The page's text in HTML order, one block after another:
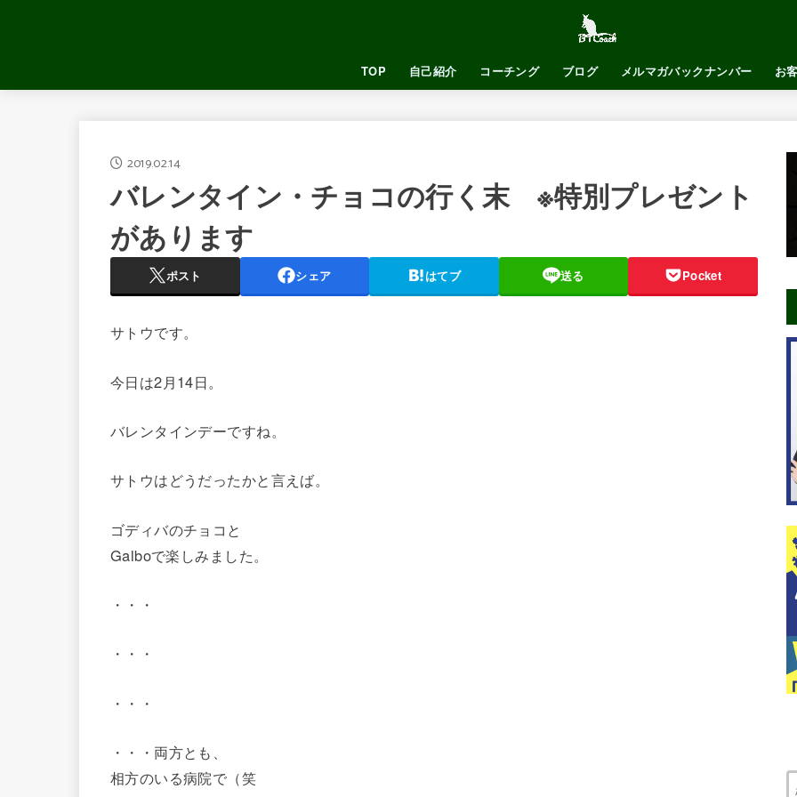
TOP 自己紹介 コーチング ブログ メルマガバックナンバー お
2019.02.14
バレンタイン・チョコの行く末 ※特別プレゼント
があります
ポスト シェア はてブ 送る Pocket
サトウです。
今日は2月14日。
バレンタインデーですね。
サトウはどうだったかと言えば。
ゴディバのチョコと
Galboで楽しみました。
・・・
・・・
・・・
・・・両方とも、
相方のいる病院で（笑